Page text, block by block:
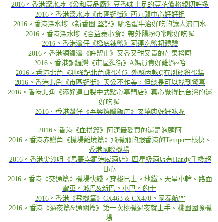
2016。香港深水埗《公和荳品廠》豆香味十足的荳花價格親切許多
2016。香港深水埗《市區逛街》西九龍中心好好逛
2016。香港深水埗《新香園 堅記》馳名蛋牛治好吃的讓人流口水
2016。香港深水埗《合益泰小食》帶外腸粉Q嗲嗲好吃喔
2016。香港灣仔《橋底辣蟹》阿連吃蟹初體驗
2016。香港銅鑼灣《許留山》又香又甜又貴的芒果撈嘢
2016。香港銅鑼灣《市區逛街》A媽買貴好難過~哈
2016。香港北角《利強記北角雞蛋仔》外酥內軟Q有別於雞蛋糕
2016。香港北角《市區逛街》天公不作美，但總是可以找到驚喜
2016。香港北角《添好運自製中式點心專門店》真心覺得比台灣的還
好吃喔
2016。香港灣仔《再興燒臘飯店》叉燒肉好好味喔
2016。香港《血拼篇》阿連最愛買的還是泡麵阿
2016。香港赤鱲角《機場離境篇》飛機飛的跟香港的Tempo一樣快。
香港國際機場
2016。香港尖沙咀《馬哥孛羅港威酒店》四星級酒店有Handy手機超
甘心
2016。香港《交通篇》機場快綫。穿梭巴士。地鐵。天星小輪。路面
電車。城巴&新巴。小巴。的士
2016。香港《飛機篇》CX463 & CX470。國泰航空
2016。香港《過夜篇&通關篇》第一次桃機過夜就上手。桃園國際機
場